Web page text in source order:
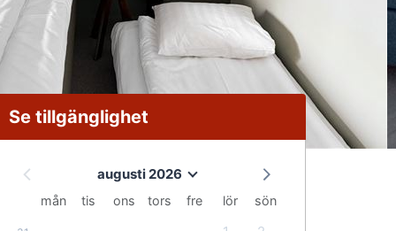
Se tillgänglighet
augusti 2026
mån tis ons tors fre lör sön